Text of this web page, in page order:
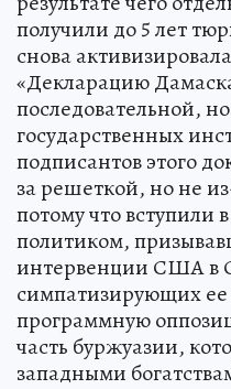
получили до 5 лет
снова
«Декларацию
последовательной,
государственных
подписантов этого
за решеткой, но не
потому что вступили
политиком,
интервенции США в
симпатизирующих
программную
часть буржуазии,
западными